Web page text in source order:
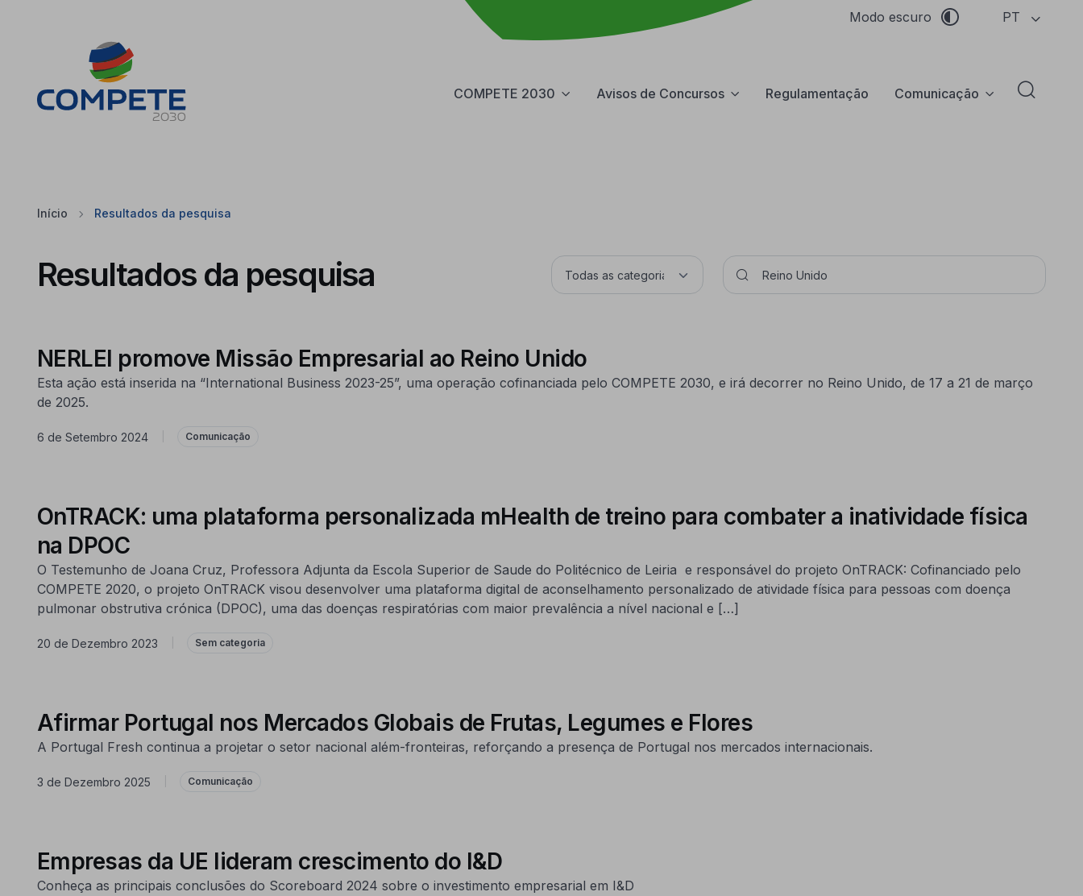
Modo escuro PT
COMPETE 2030 Avisos de Concursos Regulamentação Comunicação Abrir
Início Resultados da pesquisa
Resultados da pesquisa
NERLEI promove Missão Empresarial ao Reino Unido
Esta ação está inserida na “International Business 2023-25”, uma operação cofinanciada pelo COMPETE 2030, e irá decorrer no Reino Unido, de 17 a 21 de março
de 2025.
6 de Setembro 2024 Comunicação
OnTRACK: uma plataforma personalizada mHealth de treino para combater a inatividade física
na DPOC
O Testemunho de Joana Cruz, Professora Adjunta da Escola Superior de Saude do Politécnico de Leiria e responsável do projeto OnTRACK: Cofinanciado pelo
COMPETE 2020, o projeto OnTRACK visou desenvolver uma plataforma digital de aconselhamento personalizado de atividade física para pessoas com doença
pulmonar obstrutiva crónica (DPOC), uma das doenças respiratórias com maior prevalência a nível nacional e […]
20 de Dezembro 2023 Sem categoria
Afirmar Portugal nos Mercados Globais de Frutas, Legumes e Flores
A Portugal Fresh continua a projetar o setor nacional além-fronteiras, reforçando a presença de Portugal nos mercados internacionais.
3 de Dezembro 2025 Comunicação
Empresas da UE lideram crescimento do I&D
Conheça as principais conclusões do Scoreboard 2024 sobre o investimento empresarial em I&D